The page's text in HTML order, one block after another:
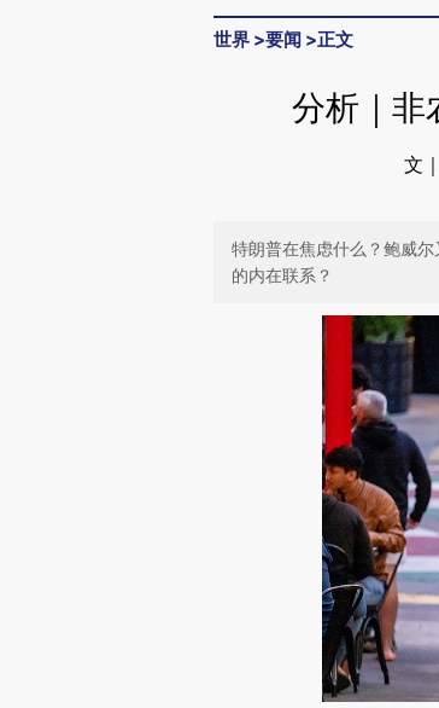
世界 >要闻 >正文
分析｜非
文
特朗普在焦虑什么？鲍威
的内在联系？